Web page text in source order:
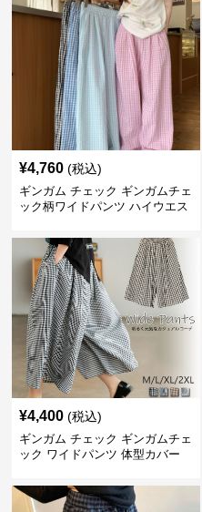
¥4,760 (税込)
ギンガム チェック ギンガムチェ
ック柄ワイドパンツ ハイウエス
¥4,400 (税込)
ギンガム チェック ギンガムチェ
ック ワイドパンツ 体型カバー